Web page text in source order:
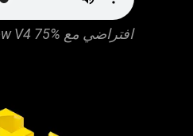
افتراضي مع Razer BlackWidow V4 75%